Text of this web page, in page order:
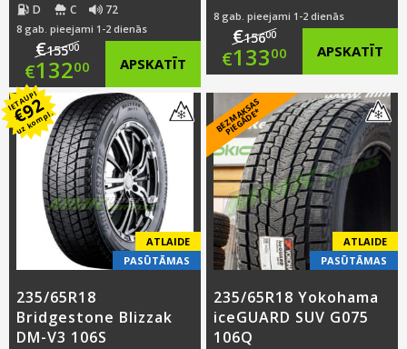
D C 72
8 gab. pieejami 1-2 dienās
€15500
Original
price
was:
€155.00.
€13200
Current
price
is:
€132.00.
APSKATĪT
8 gab. pieejami 1-2 dienās
€15600
Original
price
was:
€156.00.
€13300
Current
price
is:
€133.00.
APSKATĪT
IETAUPI
€92
uz kompl.
ATLAIDE
PASŪTĀMAS
235/65R18
Bridgestone Blizzak
DM-V3 106S
B
E
Z
M
A
K
S
A
S
PI
E
G
Ā
D
E
*
ATLAIDE
PASŪTĀMAS
235/65R18 Yokohama
iceGUARD SUV G075
106Q